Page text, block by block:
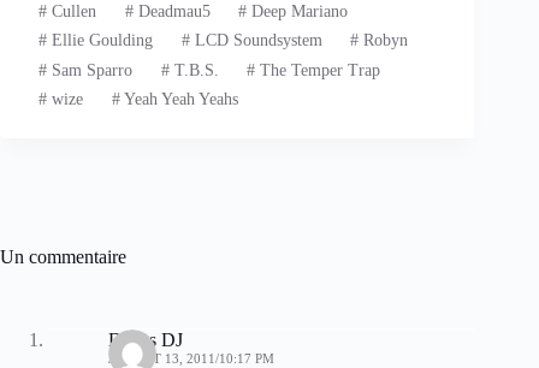
#Cullen #Deadmau5 # Deep Mariano
#Ellie Goulding #LCD Soundsystem # Robyn
#Sam Sparro #T.B.S. # The Temper Trap
#wize #Yeah Yeah Yeahs
Un commentaire
Dallas DJ
JUILLET 13, 2011/10:17 PM